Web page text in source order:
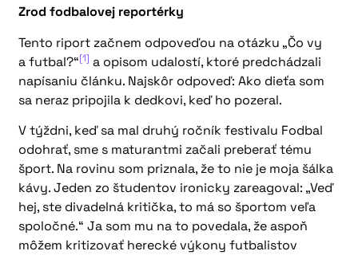
Zrod fodbalovej reportérky
Tento riport začnem odpoveďou na otázku „Čo vy
a futbal?“[1] a opisom udalostí, ktoré predchádzali
napísaniu článku. Najskôr odpoveď: Ako dieťa som
sa neraz pripojila k dedkovi, keď ho pozeral.
V týždni, keď sa mal druhý ročník festivalu Fodbal
odohrať, sme s maturantmi začali preberať tému
šport. Na rovinu som priznala, že to nie je moja šálka
kávy. Jeden zo študentov ironicky zareagoval: „Veď
hej, ste divadelná kritička, to má so športom veľa
spoločné.“ Ja som mu na to povedala, že aspoň
môžem kritizovať herecké výkony futbalistov